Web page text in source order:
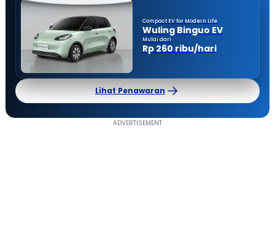
Compact EV for Modern Life
Wuling Binguo EV
Mulai dari
Rp 260 ribu/hari
Lihat Penawaran